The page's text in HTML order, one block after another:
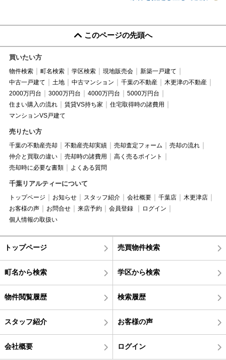
このページの先頭へ
買いたい方
物件検索 町名検索 学区検索 現地販売会
新築一戸建て
中古一戸建て
土地 中古マンション 千葉の不動産
木更津の不動産
2000万円台
3000万円台 4000万円台
5000万円台
住まい購入の流れ
賃貸VS持ち家
住宅取得時の諸費用
マンションVS戸建て
売りたい方
千葉の不動産売却 不動産売却実績 売却査定フォーム
売却の流れ
仲介と買取の違い
売却時の諸費用
高く売るポイント
売却時に必要な書類
よくある質問
千葉リアルティーについて
トップページ お知らせ スタッフ紹介 会社概要 千葉店
木更津店
お客様の声
お問合せ 来店予約 会員登録
ログイン
個人情報の取扱い
トップページ 売買物件検索
町名から検索 学区から検索
物件閲覧履歴 検索履歴
スタッフ紹介 お客様の声
会社概要 ログイン